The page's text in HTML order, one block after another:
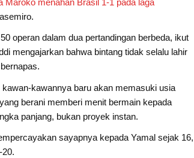
Maroko menahan Brasil 1-1 pada laga
operan dalam dua pertandingan berbeda, ikut
mengajarkan bahwa bintang tidak selalu lahir
kawannya baru akan memasuki usia
berani memberi menit bermain kepada
panjang, bukan proyek instan.
sayapnya kepada Yamal sejak 16,